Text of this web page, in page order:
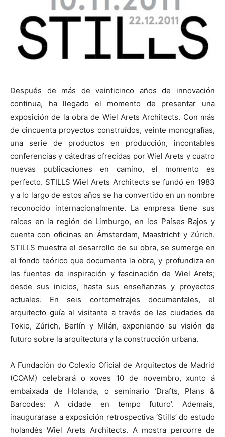
Después de más de veinticinco años de innovación
continua, ha llegado el momento de presentar una
exposición de la obra de Wiel Arets Architects. Con más
de cincuenta proyectos construídos, veinte monografías,
una serie de productos en producción, incontables
conferencias y cátedras ofrecidas por Wiel Arets y cuatro
nuevas publicaciones en camino, el momento es
perfecto. STILLS Wiel Arets Architects se fundó en 1983
y a lo largo de estos años se ha convertido en un nombre
reconocido internacionalmente. La empresa tiene sus
raíces en la región de Limburgo, en los Países Bajos y
cuenta con oficinas en Ámsterdam, Maastricht y Zúrich.
STILLS muestra el desarrollo de su obra, se sumerge en
el fondo teórico que documenta la obra, y profundiza en
las fuentes de inspiración y fascinación de Wiel Arets;
desde sus inicios, hasta sus enseñanzas y proyectos
actuales. En seis cortometrajes documentales, el
arquitecto guía al visitante a través de las ciudades de
Tokio, Zúrich, Berlín y Milán, exponiendo su visión de
futuro sobre la arquitectura y la construcción urbana.
A Fundación do Colexio Oficial de Arquitectos de Madrid
(COAM) celebrará o xoves 10 de novembro, xunto á
embaixada de Holanda, o seminario ‘Drafts, Plans &
Barcodes: A cidade en tempo futuro’. Ademais,
inaugurarase a exposición retrospectiva ‘Stills’ do estudo
holandés Wiel Arets Architects. A mostra percorre de